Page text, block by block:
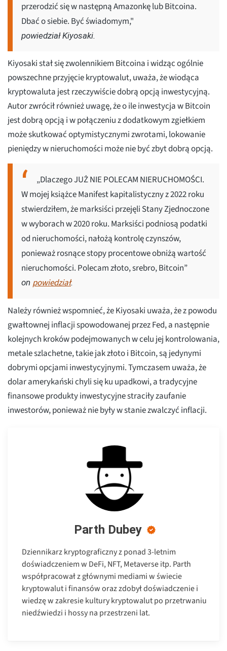
przerodzić się w następną Amazonkę lub Bitcoina.
Dbać o siebie. Być świadomym,"
powiedział Kiyosaki.
Kiyosaki stał się zwolennikiem Bitcoina i widząc ogólnie
powszechne przyjęcie kryptowalut, uważa, że wiodąca
kryptowaluta jest rzeczywiście dobrą opcją inwestycyjną.
Autor zwrócił również uwagę, że o ile inwestycja w Bitcoin
jest dobrą opcją i w połączeniu z dodatkowym zgiełkiem
może skutkować optymistycznymi zwrotami, lokowanie
pieniędzy w nieruchomości może nie być zbyt dobrą opcją.
„Dlaczego JUŻ NIE POLECAM NIERUCHOMOŚCI.
W mojej książce Manifest kapitalistyczny z 2022 roku
stwierdziłem, że marksiści przejęli Stany Zjednoczone
w wyborach w 2020 roku. Marksiści podniosą podatki
od nieruchomości, nałożą kontrolę czynszów,
ponieważ rosnące stopy procentowe obniżą wartość
nieruchomości. Polecam złoto, srebro, Bitcoin”
on powiedział.
Należy również wspomnieć, że Kiyosaki uważa, że z powodu
gwałtownej inflacji spowodowanej przez Fed, a następnie
kolejnych kroków podejmowanych w celu jej kontrolowania,
metale szlachetne, takie jak złoto i Bitcoin, są jedynymi
dobrymi opcjami inwestycyjnymi. Tymczasem uważa, że
dolar amerykański chyli się ku upadkowi, a tradycyjne
finansowe produkty inwestycyjne straciły zaufanie
inwestorów, ponieważ nie były w stanie zwalczyć inflacji.
Parth Dubey
Dziennikarz kryptograficzny z ponad 3-letnim
doświadczeniem w DeFi, NFT, Metaverse itp. Parth
współpracował z głównymi mediami w świecie
kryptowalut i finansów oraz zdobył doświadczenie i
wiedzę w zakresie kultury kryptowalut po przetrwaniu
niedźwiedzi i hossy na przestrzeni lat.